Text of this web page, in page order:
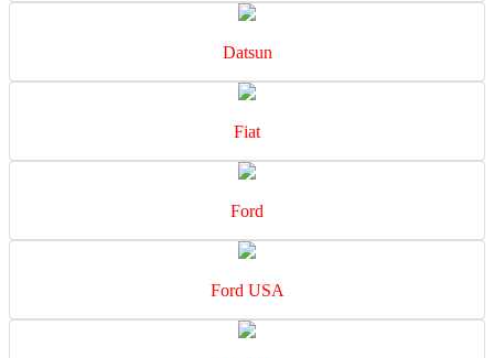
Datsun
Fiat
Ford
Ford USA